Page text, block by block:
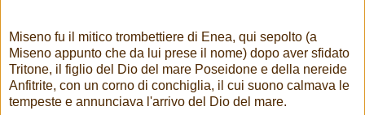
Miseno fu il mitico trombettiere di Enea, qui sepolto (a
Miseno appunto che da lui prese il nome) dopo aver sfidato
Tritone, il figlio del Dio del mare Poseidone e della nereide
Anfitrite, con un corno di conchiglia, il cui suono calmava le
tempeste e annunciava l'arrivo del Dio del mare.